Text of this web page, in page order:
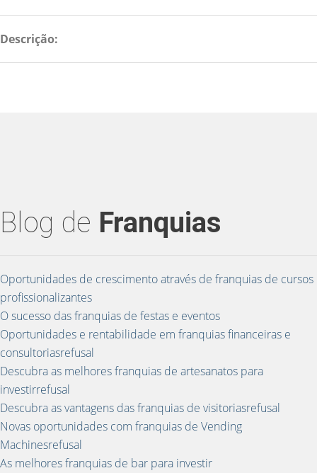
Descrição:
Blog de Franquias
Oportunidades de crescimento através de franquias de cursos
profissionalizantes
O sucesso das franquias de festas e eventos
Oportunidades e rentabilidade em franquias financeiras e
consultoriasrefusal
Descubra as melhores franquias de artesanatos para
investirrefusal
Descubra as vantagens das franquias de visitoriasrefusal
Novas oportunidades com franquias de Vending
Machinesrefusal
As melhores franquias de bar para investir